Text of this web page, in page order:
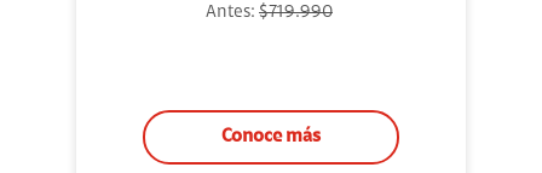
Antes: $719.990
Conoce más